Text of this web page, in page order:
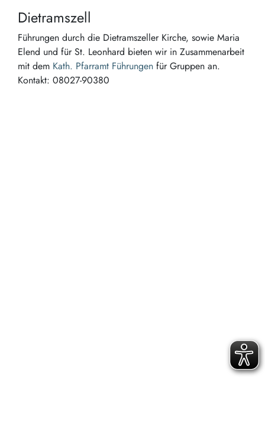
Dietramszell
Führungen durch die Dietramszeller Kirche, sowie Maria
Elend und für St. Leonhard bieten wir in Zusammenarbeit
mit dem Kath. Pfarramt Führungen für Gruppen an.
Kontakt: 08027-90380